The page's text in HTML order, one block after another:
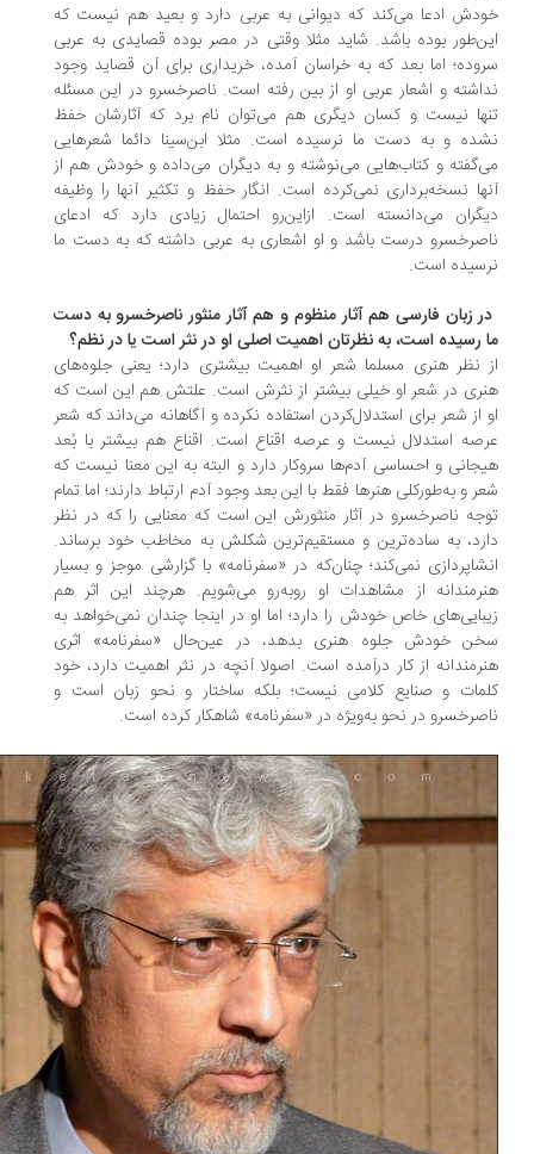
ادعا می‌کند که دیوانی به عربی دارد و بعید هم نیست که
بوده باشد. شاید مثلا وقتی در مصر بوده قصایدی به عربی
اما بعد که به خراسان آمده، خریداری برای آن قصاید وجود
و اشعار عربی او از بین رفته است. ناصرخسرو در این مسئله
نیست و کسان دیگری هم می‌توان نام برد که آثارشان حفظ
و به دست ما نرسیده است. مثلا ابن‌سینا دائما شعرهایی
و کتاب‌هایی می‌نوشته و به دیگران می‌داده و خودش هم از
نسخه‌برداری نمی‌کرده است. انگار حفظ و تکثیر آنها را وظیفه
می‌دانسته است. از‌این‌رو احتمال زیادی دارد که ادعای
درست باشد و او اشعاری به عربی داشته که به دست ما
است.
زبان فارسی هم آثار منظوم و هم آثار منثور ناصرخسرو به دست
رسیده است، به‌ نظرتان اهمیت اصلی او در نثر است یا در نظم؟
نظر هنری مسلما شعر او اهمیت بیشتری دارد؛ یعنی جلوه‌های
در شعر او خیلی بیشتر از نثرش است. علتش هم این است که
از شعر برای استدلال‌کردن استفاده نکرده و آگاهانه می‌داند که شعر
استدلال نیست و عرصه اقناع است. اقناع هم بیشتر با بُعد
و احساسی آدم‌ها سروکار دارد و البته به این معنا نیست که
و به‌طور‌کلی هنرها فقط با این بعد وجود آدم ارتباط دارند؛ اما تمام
ناصرخسرو در آثار منثورش این است که معنایی را که در نظر
به ساده‌ترین و مستقیم‌ترین شکلش به مخاطب خود برساند.
نمی‌کند؛ چنان‌که در «سفرنامه» با گزارشی موجز و بسیار
از مشاهدات او روبه‌رو می‌شویم. هرچند این اثر هم
خاص خودش را دارد؛ اما او در اینجا چندان نمی‌خواهد به
خودش جلوه هنری بدهد، در عین‌حال «سفرنامه» اثری
از کار درآمده است. اصولا آنچه در نثر اهمیت دارد، خود
و صنایع کلامی نیست؛ بلکه ساختار و نحو زبان است و
در نحو به‌ویژه در «سفرنامه» شاهکار کرده است.